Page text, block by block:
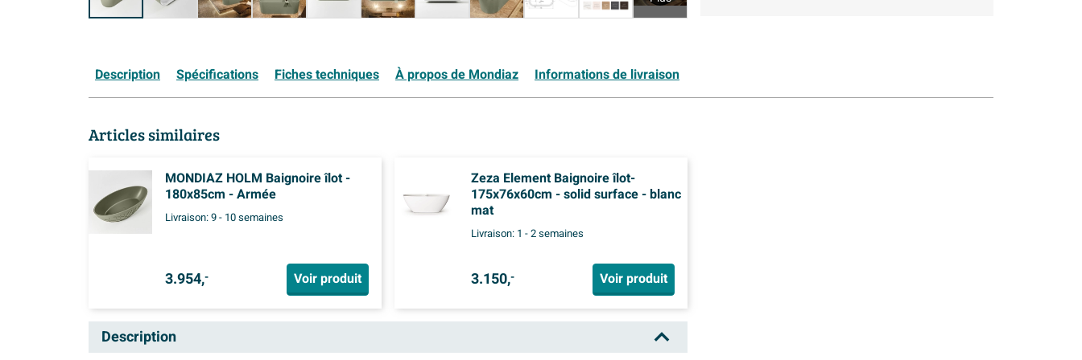
Description Spécifications Fiches techniques À propos de Mondiaz Informations de livraison
Articles similaires
MONDIAZ HOLM Baignoire îlot -
180x85cm - Armée
Livraison:9 - 10 semaines
3.954,- Voir produit
Zeza Element Baignoire îlot-
175x76x60cm - solid surface - blanc
mat
Livraison: 1 - 2 semaines
3.150,- Voir produit
Description